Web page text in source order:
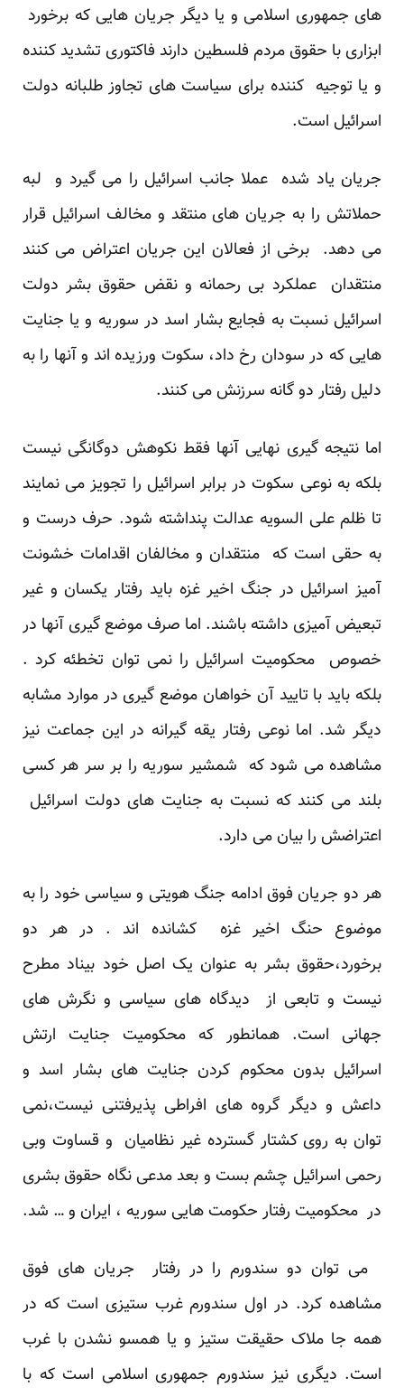
های جمهوری اسلامی و یا دیگر جریان هایی که برخورد
ابزاری با حقوق مردم فلسطین دارند فاکتوری تشدید کننده
و یا توجیه کننده برای سیاست های تجاوز طلبانه دولت
اسرائیل است.
جریان یاد شده عملا جانب اسرائیل را می گیرد و لبه
حملاتش را به جریان های منتقد و مخالف اسرائیل قرار
می دهد. برخی از فعالان این جریان اعتراض می کنند
منتقدان عملکرد بی رحمانه و نقض حقوق بشر دولت
اسرائیل نسبت به فجایع بشار اسد در سوریه و یا جنایت
هایی که در سودان رخ داد، سکوت ورزیده اند و آنها را به
دلیل رفتار دو گانه سرزنش می کنند.
اما نتیجه گیری نهایی آنها فقط نکوهش دوگانگی نیست
بلکه به نوعی سکوت در برابر اسرائیل را تجویز می نمایند
تا ظلم علی السویه عدالت پنداشته شود. حرف درست و
به حقی است که منتقدان و مخالفان اقدامات خشونت
آمیز اسرائیل در جنگ اخیر غزه باید رفتار یکسان و غیر
تبعیض آمیزی داشته باشند. اما صرف موضع گیری آنها در
خصوص محکومیت اسرائیل را نمی توان تخطئه کرد .
بلکه باید با تایید آن خواهان موضع گیری در موارد مشابه
دیگر شد. اما نوعی رفتار یقه گیرانه در این جماعت نیز
مشاهده می شود که شمشیر سوریه را بر سر هر کسی
بلند می کنند که نسبت به جنایت های دولت اسرائیل
اعتراضش را بیان می دارد.
هر دو جریان فوق ادامه جنگ هویتی و سیاسی خود را به
موضوع حنگ اخیر غزه کشانده اند . در هر دو
برخورد،حقوق بشر به عنوان یک اصل خود بیناد مطرح
نیست و تابعی از دیدگاه های سیاسی و نگرش های
جهانی است. همانطور که محکومیت جنایت ارتش
اسرائیل بدون محکوم کردن جنایت های بشار اسد و
داعش و دیگر گروه های افراطی پذیرفتنی نیست،نمی
توان به روی کشتار گسترده غیر نظامیان و قساوت وبی
رحمی اسرائیل چشم بست و بعد مدعی نگاه حقوق بشری
در محکومیت رفتار حکومت هایی سوریه ، ایران و … شد.
می توان دو سندورم را در رفتار جریان های فوق
مشاهده کرد. در اول سندورم غرب ستیزی است که در
همه جا ملاک حقیقت ستیز و یا همسو نشدن با غرب
است. دیگری نیز سندورم جمهوری اسلامی است که با